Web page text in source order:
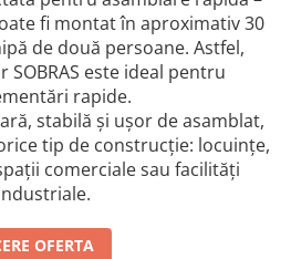
fi montat în aproximativ 30
de două persoane. Astfel,
este ideal pentru
rapide.
stabilă și ușor de asamblat,
tip de construcție: locuințe,
comerciale sau facilități
OFERTA